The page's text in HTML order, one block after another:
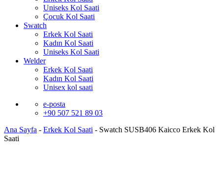
Uniseks Kol Saati
Çocuk Kol Saati
Swatch
Erkek Kol Saati
Kadın Kol Saati
Uniseks Kol Saati
Welder
Erkek Kol Saati
Kadın Kol Saati
Unisex kol saati
e-posta
+90 507 521 89 03
Ana Sayfa - Erkek Kol Saati - Swatch SUSB406 Kaicco Erkek Kol
Saati